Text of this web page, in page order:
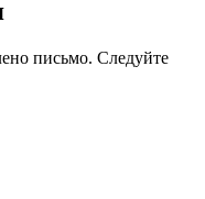
письмо. Следуйте